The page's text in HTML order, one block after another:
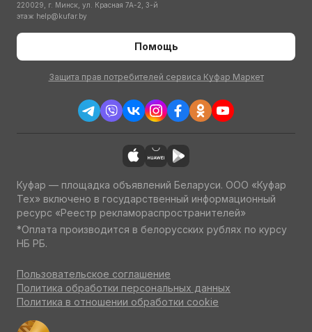
220029, г. Минск, ул. Красная 7А-2, 3-й
этаж help@kufar.by
Помощь
Защита прав потребителей сервиса Куфар Маркет
Куфар — площадка объявлений Беларуси. ООО «Куфар
Тех» включено в государственный информационный
ресурс «Реестр рекламораспространителей»
*Оплата производится в белорусских рублях по курсу
НБ РБ.
Пользовательское соглашение
Политика обработки персональных данных
Политика в отношении обработки cookie